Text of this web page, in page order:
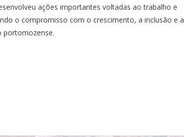
ações importantes voltadas ao trabalho e
o compromisso com o crescimento, a inclusão e a
portomozense.